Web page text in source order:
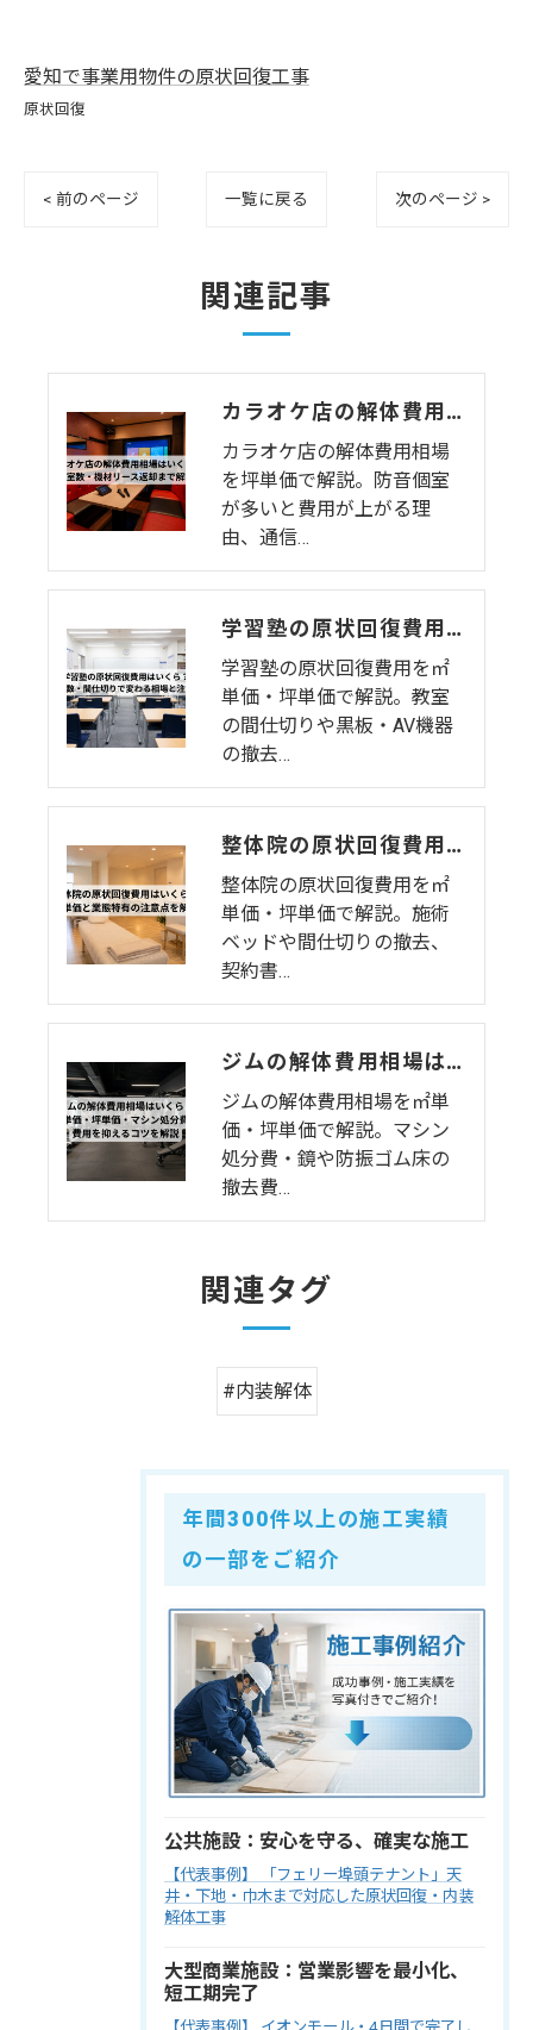
愛知で事業用物件の原状回復工事
原状回復
< 前のページ 一覧に戻る 次のページ >
関連記事
カラオケ店の解体費用相場はいくら？個室数・機材リース返却まで解説
カラオケ店の解体費用相場
を坪単価で解説。防音個室
が多いと費用が上がる理
由、通信…
学習塾の原状回復費用はいくら？教室数・間仕切りで変わる相場と注意点
学習塾の原状回復費用を㎡
単価・坪単価で解説。教室
の間仕切りや黒板・AV機器
の撤去…
整体院の原状回復費用はいくら？坪単価・㎡単価と業態特有の注意点を解説
整体院の原状回復費用を㎡
単価・坪単価で解説。施術
ベッドや間仕切りの撤去、
契約書…
ジムの解体費用相場はいくら？㎡単価・坪単価・マシン処分費・費用を抑えるコツを解説
ジムの解体費用相場を㎡単
価・坪単価で解説。マシン
処分費・鏡や防振ゴム床の
撤去費…
関連タグ
#内装解体
年間300件以上の施工実績
の一部をご紹介
公共施設：安心を守る、確実な施工
【代表事例】 「フェリー埠頭テナント」天
井・下地・巾木まで対応した原状回復・内装
解体工事
大型商業施設：営業影響を最小化、
短工期完了